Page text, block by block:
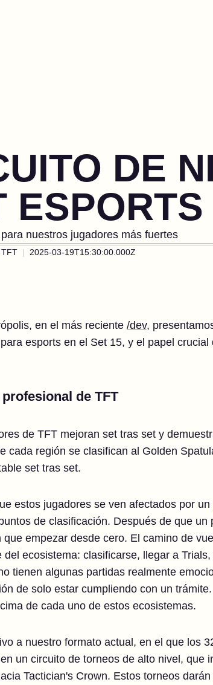
DE
ESPORTS
nuestros jugadores más fuertes
2025-03-19T15:30:00.000Z
en el más reciente /dev,
esports en el Set 15, y el papel crucial
de TFT
de TFT mejoran set tras set y
cada región se clasifican al Golden
set tras set.
estos jugadores se ven afectados por un
de clasificación. Después de que un
empezar desde cero. El camino de
ecosistema: clasificarse, llegar a Trials,
tienen algunas partidas realmente
de solo estar cumpliendo con un
de cada uno de estos ecosistemas.
a nuestro formato actual, en el que los
un circuito de torneos de alto nivel, que
Tactician's Crown. Estos torneos